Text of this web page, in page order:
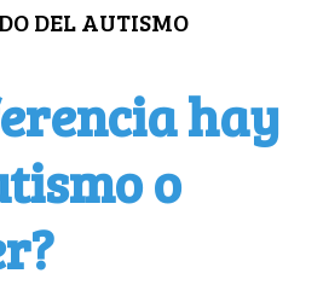
DEL AUTISMO
hay
o